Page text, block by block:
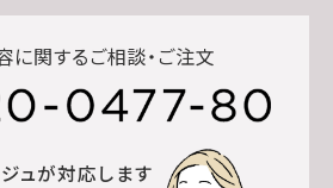
に関するご相談・ご注文
ュが対応します